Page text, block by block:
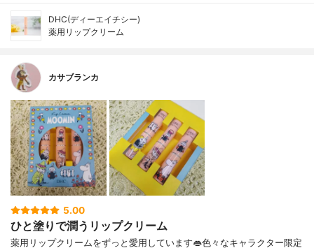
DHC(ディーエイチシー)
薬用リップクリーム
カサブランカ
5.00
ひと塗りで潤うリップクリーム
薬用リップクリームをずっと愛用しています👄色々なキャラクター限定